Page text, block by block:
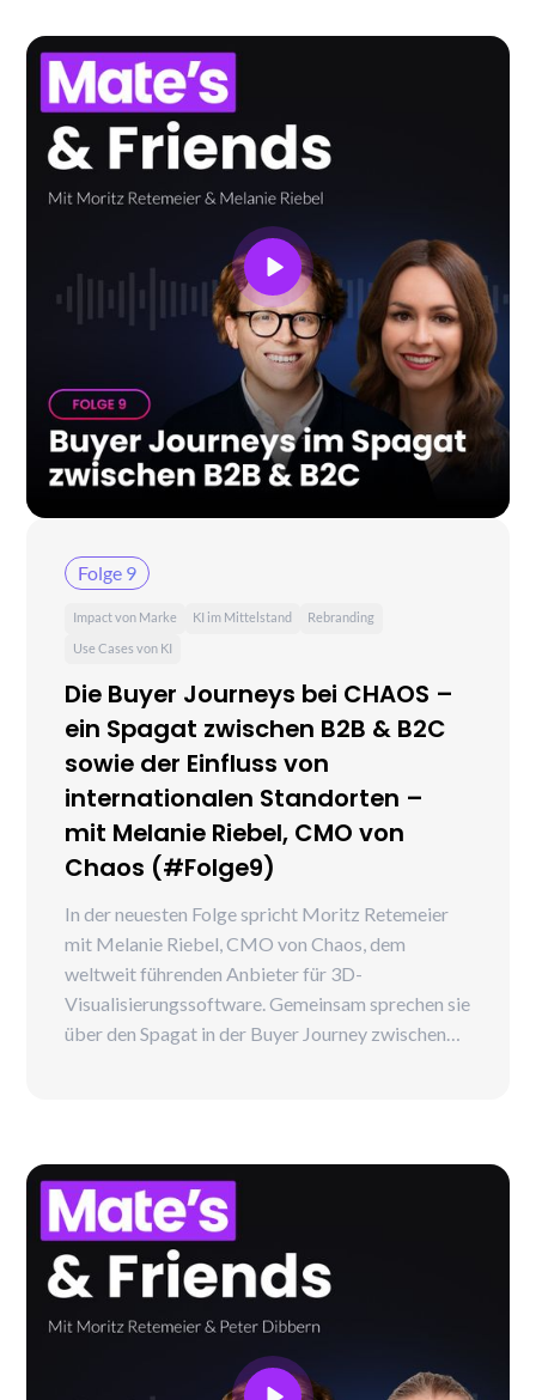
Kampagnen. Außerdem geht es um Try & Error als
Erfolgsfaktor, das Übersetzen komplexer Tech-
Lösungen in klare Botschaften und die KPIs &
Prozesse, die Marketing zur Growth
Engine machen.
Folge 9
Impact von Marke KI im Mittelstand
Rebranding
Use Cases von KI
Die Buyer Journeys bei CHAOS –
ein Spagat zwischen B2B & B2C
sowie der Einfluss von
internationalen Standorten –
mit Melanie Riebel, CMO von
Chaos (#Folge9)
In der neuesten Folge spricht Moritz Retemeier
mit Melanie Riebel, CMO von Chaos, dem
weltweit führenden Anbieter für 3D-
Visualisierungssoftware. Gemeinsam sprechen sie
über den Spagat in der Buyer Journey zwischen
Service auch im Enterprise-Bereich immer
wichtiger wird, wie KI die Content- und
Visualproduktion effizienter macht – und warum
menschliche Kreativität dabei unverzichtbar
bleibt.